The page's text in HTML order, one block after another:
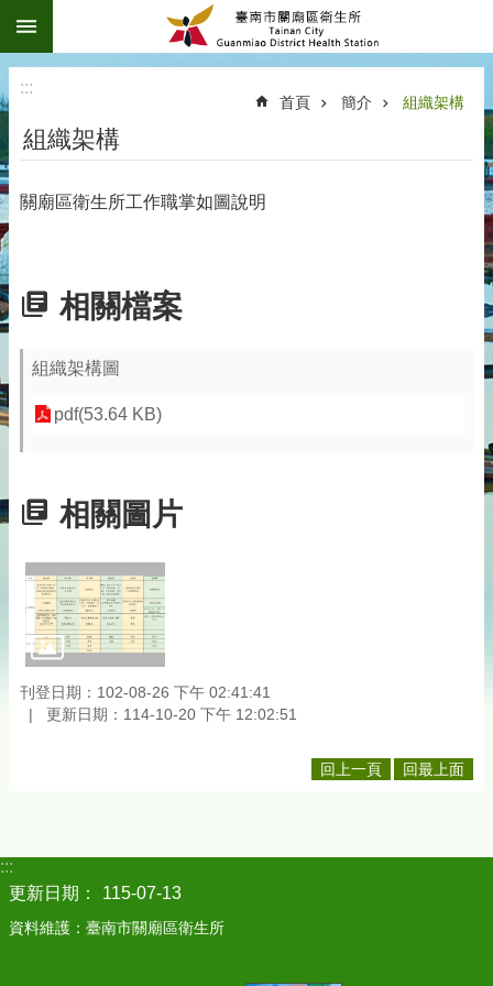
跳到主要內容區塊
:::
首頁 簡介 組織架構
組織架構
關廟區衛生所工作職掌如圖說明
相關檔案
組織架構圖
pdf(53.64 KB)
相關圖片
刊登日期：102-08-26 下午 02:41:41
更新日期：114-10-20 下午 12:02:51
回上一頁 回最上面
:::
更新日期：
115-07-13
資料維護：臺南市關廟區衛生所